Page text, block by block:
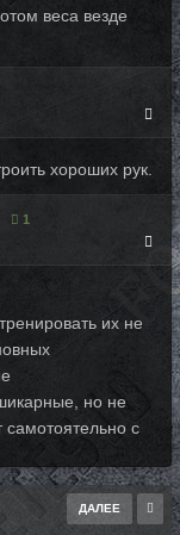
веса везде
хороших рук.
1
их не
но не
самотоятельно с
ДАЛЕЕ